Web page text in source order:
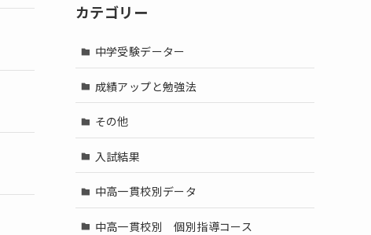
カテゴリー
中学受験データー
成績アップと勉強法
その他
入試結果
中高一貫校別データ
中高一貫校別 個別指導コース